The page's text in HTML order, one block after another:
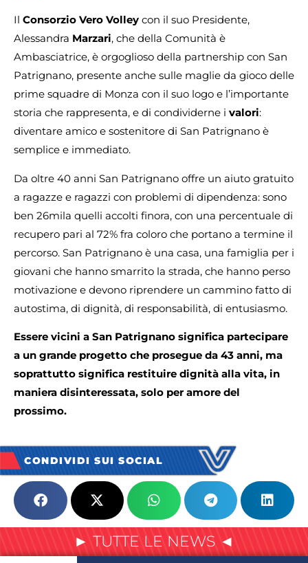
Il Consorzio Vero Volley con il suo Presidente,
Alessandra Marzari, che della Comunità è
Ambasciatrice, è orgoglioso della partnership con San
Patrignano, presente anche sulle maglie da gioco delle
prime squadre di Monza con il suo logo e l’importante
storia che rappresenta, e di condividerne i valori:
diventare amico e sostenitore di San Patrignano è
semplice e immediato.
Da oltre 40 anni San Patrignano offre un aiuto gratuito
a ragazze e ragazzi con problemi di dipendenza: sono
ben 26mila quelli accolti finora, con una percentuale di
recupero pari al 72% fra coloro che portano a termine il
percorso. San Patrignano è una casa, una famiglia per i
giovani che hanno smarrito la strada, che hanno perso
motivazione e devono riprendere un cammino fatto di
autostima, di dignità, di responsabilità, di entusiasmo.
Essere vicini a San Patrignano significa partecipare
a un grande progetto che prosegue da 43 anni, ma
soprattutto significa restituire dignità alla vita, in
maniera disinteressata, solo per amore del
prossimo.
CONDIVIDI SUI SOCIAL
► TUTTE LE NEWS ◄